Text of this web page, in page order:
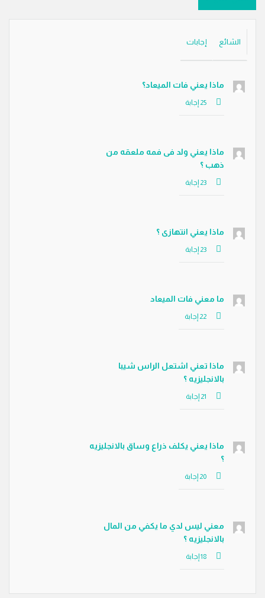
الشائع إجابات
ماذا يعني فات الميعاد؟
ماذا يعني ولد فى فمه ملعقه من
ذهب ؟
ماذا يعني انتهازى ؟
ما معني فات الميعاد
ماذا تعني اشتعل الراس شيبا
بالانجليزيه ؟
ماذا يعني يكلف ذراع وساق بالانجليزيه
؟
معني ليس لدي ما يكفي من المال
بالانجليزيه ؟